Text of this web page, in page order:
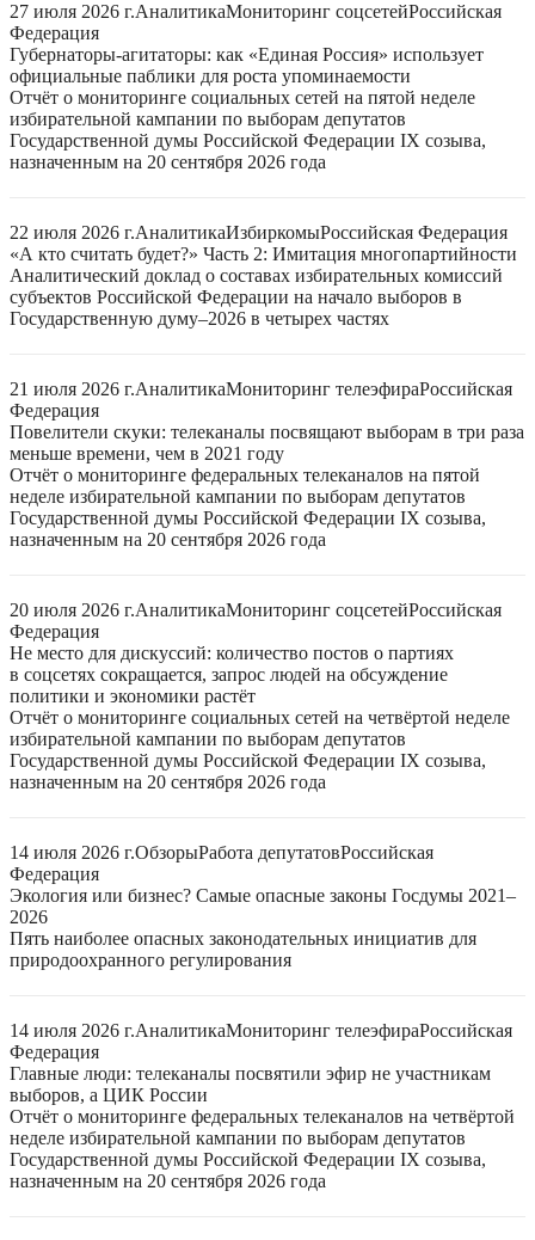
27 июля 2026 г.АналитикаМониторинг соцсетейРоссийская
Федерация
Губернаторы-агитаторы: как «Единая Россия» использует
официальные паблики для роста упоминаемости
Отчёт о мониторинге социальных сетей на пятой неделе
избирательной кампании по выборам депутатов
Государственной думы Российской Федерации IX созыва,
назначенным на 20 сентября 2026 года
22 июля 2026 г.АналитикаИзбиркомыРоссийская Федерация
«А кто считать будет?» Часть 2: Имитация многопартийности
Аналитический доклад о составах избирательных комиссий
субъектов Российской Федерации на начало выборов в
Государственную думу–2026 в четырех частях
21 июля 2026 г.АналитикаМониторинг телеэфираРоссийская
Федерация
Повелители скуки: телеканалы посвящают выборам в три раза
меньше времени, чем в 2021 году
Отчёт о мониторинге федеральных телеканалов на пятой
неделе избирательной кампании по выборам депутатов
Государственной думы Российской Федерации IX созыва,
назначенным на 20 сентября 2026 года
20 июля 2026 г.АналитикаМониторинг соцсетейРоссийская
Федерация
Не место для дискуссий: количество постов о партиях
в соцсетях сокращается, запрос людей на обсуждение
политики и экономики растёт
Отчёт о мониторинге социальных сетей на четвёртой неделе
избирательной кампании по выборам депутатов
Государственной думы Российской Федерации IX созыва,
назначенным на 20 сентября 2026 года
14 июля 2026 г.ОбзорыРабота депутатовРоссийская
Федерация
Экология или бизнес? Самые опасные законы Госдумы 2021–
2026
Пять наиболее опасных законодательных инициатив для
природоохранного регулирования
14 июля 2026 г.АналитикаМониторинг телеэфираРоссийская
Федерация
Главные люди: телеканалы посвятили эфир не участникам
выборов, а ЦИК России
Отчёт о мониторинге федеральных телеканалов на четвёртой
неделе избирательной кампании по выборам депутатов
Государственной думы Российской Федерации IX созыва,
назначенным на 20 сентября 2026 года